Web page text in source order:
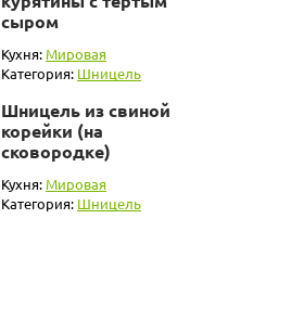
сыром
Кухня: Мировая
Категория: Шницель
Шницель из свиной
корейки (на
сковородке)
Кухня: Мировая
Категория: Шницель